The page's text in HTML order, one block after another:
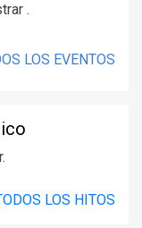
.
LOS EVENTOS
LOS HITOS